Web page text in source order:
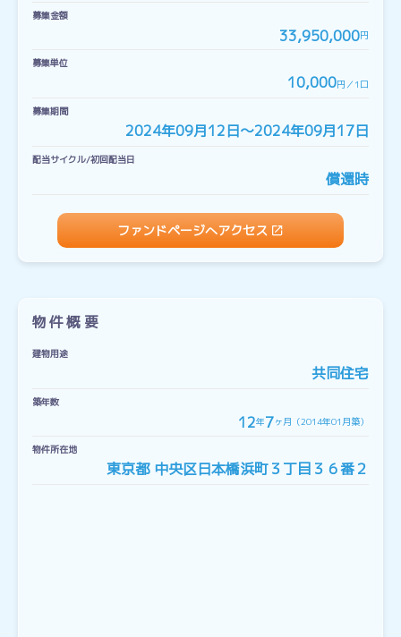
募集金額
33,950,000円
募集単位
10,000円／1口
募集期間
2024年09月12日〜2024年09月17日
配当サイクル/初回配当日
償還時
ファンドページへアクセス
物件概要
建物用途
共同住宅
築年数
12年7ヶ月（2014年01月築）
物件所在地
東京都 中央区日本橋浜町３丁目３６番２